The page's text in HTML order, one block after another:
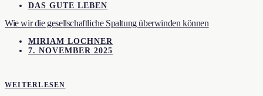
DAS GUTE LEBEN
Wie wir die gesellschaftliche Spaltung überwinden können
MIRIAM LOCHNER
7. NOVEMBER 2025
WEITERLESEN